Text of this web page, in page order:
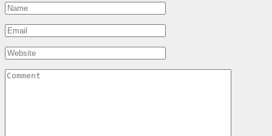
Name
*
Email
*
Website
Comment